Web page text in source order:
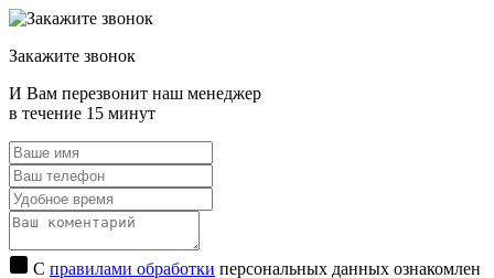
Закажите звонок
И Вам перезвонит наш менеджер
в течение 15 минут
С правилами обработки персональных данных ознакомлен